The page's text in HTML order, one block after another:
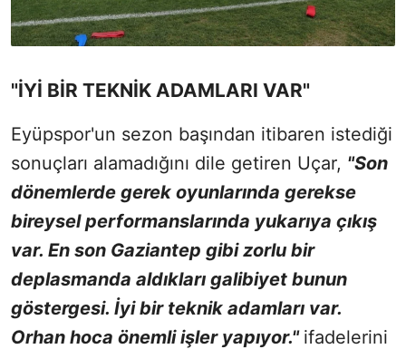
"İYİ BİR TEKNİK ADAMLARI VAR"
Eyüpspor'un sezon başından itibaren istediği
sonuçları alamadığını dile getiren Uçar, "Son
dönemlerde gerek oyunlarında gerekse
bireysel performanslarında yukarıya çıkış
var. En son Gaziantep gibi zorlu bir
deplasmanda aldıkları galibiyet bunun
göstergesi. İyi bir teknik adamları var.
Orhan hoca önemli işler yapıyor." ifadelerini